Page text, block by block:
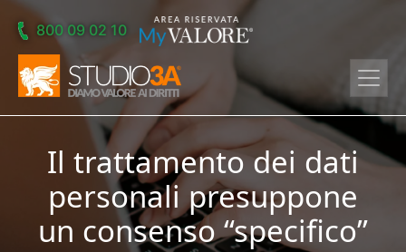
Skip to main content
800 09 02 10
Il trattamento dei dati
personali presuppone
un consenso “specifico”